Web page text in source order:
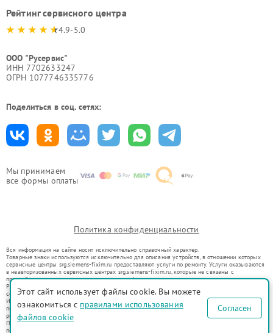
Мы принимаем
все формы оплаты
Рейтинг сервисного центра
4.9-5.0
ООО "Русервис"
ИНН 7702633247
ОГРН 1077746335776
Поделиться в соц. сетях:
Политика конфиденциальности
Вся информация на сайте носит исключительно справочный характер.
Товарные знаки используются исключительно для описания устройств, в отношении которых
сервисные центры srg.siemens-fixim.ru предоставляют услуги по ремонту. Услуги оказываются
в неавторизованных сервисных центрах srg.siemens-fixim.ru, которые не связаны с
правообладателями товарных знаков или их официальными представителями.
Ремонт осуществляется для устройств, уже введенных в гражданский оборот в соответствии
со статьей 1487 ГК РФ.
Использование товарных знаков не преследует цели индивидуализации услуг или введения
потребителей в заблуждение, а служит для информирования о предоставляемых услугах по
ремонту техники указанных брендов.
Представленная на сайте информация не является публичной офертой, определяемой
положениями Статьи 437(2) Гражданского кодекса РФ
Этот сайт использует файлы cookie. Вы можете
ознакомиться с правилами использования
файлов cookie
Согласен